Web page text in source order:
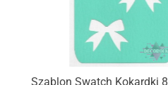
Szablon Swatch Kokardki 8